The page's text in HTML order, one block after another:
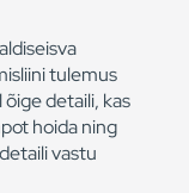
tulemus
õige detaili, kas
hoida ning
vastu